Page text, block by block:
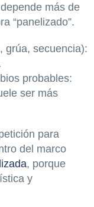
más de
“panelizado”.
grúa, secuencia):
probables:
ser más
para
del marco
, porque
y